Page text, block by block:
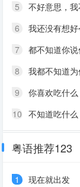
5
不好意思，
6
我还没有想
7
都不知道你说
8
我都不知道为
9
你喜欢吃什么
10 不知道吃什
粤语推荐123
1
现在就出发